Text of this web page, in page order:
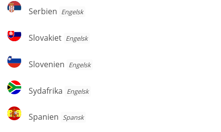
Serbien
Serbien Engelsk
Slovakiet
Slovakiet Engelsk
Slovenien
Slovenien Engelsk
Sydafrika
Sydafrika Engelsk
Spanien
Spanien Spansk